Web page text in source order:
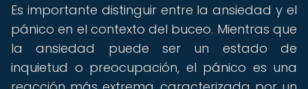
Es importante distinguir entre la ansiedad y el
pánico en el contexto del buceo. Mientras que
la ansiedad puede ser un estado de
inquietud o preocupación, el pánico es una